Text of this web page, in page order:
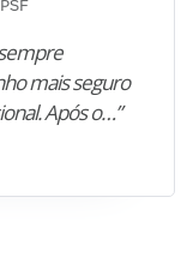
mais seguro
Após o…”